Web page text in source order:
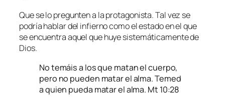
Que se lo pregunten a la protagonista. Tal vez se
podría hablar del infierno como el estado en el que
se encuentra aquel que huye sistemáticamente de
Dios.
No temáis a los que matan el cuerpo,
pero no pueden matar el alma. Temed
a quien pueda matar el alma. Mt 10:28